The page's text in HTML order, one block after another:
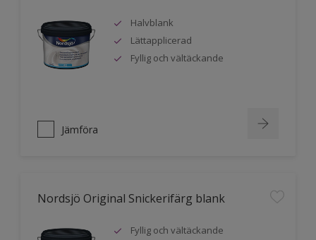
Halvblank
Lättapplicerad
Fyllig och vältäckande
Jämföra
Nordsjö Original Snickerifärg blank
Fyllig och vältäckande